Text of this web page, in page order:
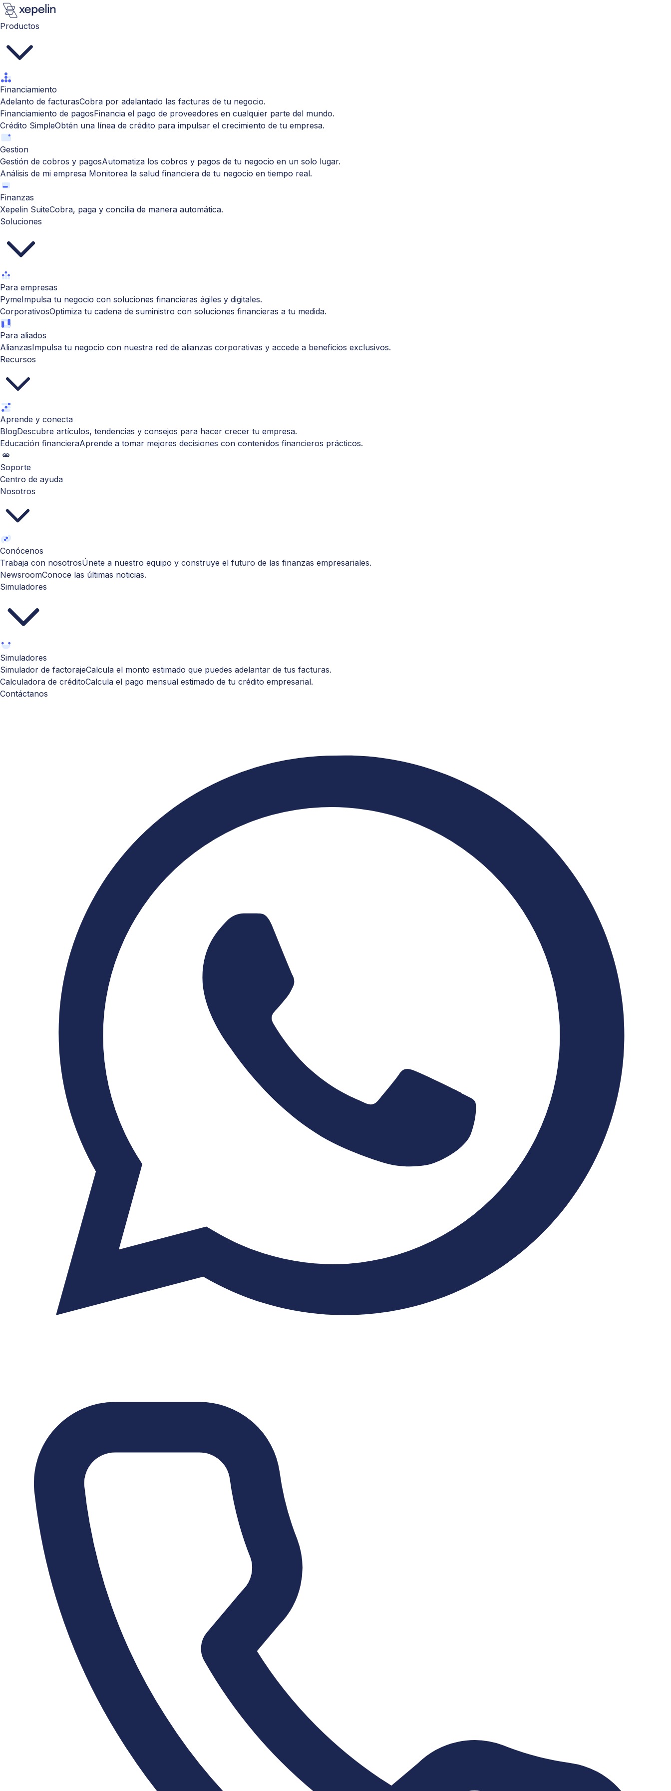
Productos
Financiamiento
Adelanto de facturasCobra por adelantado las facturas de tu negocio.
Financiamiento de pagosFinancia el pago de proveedores en cualquier parte del mundo.
Crédito SimpleObtén una línea de crédito para impulsar el crecimiento de tu empresa.
Gestion
Gestión de cobros y pagosAutomatiza los cobros y pagos de tu negocio en un solo lugar.
Análisis de mi empresa Monitorea la salud financiera de tu negocio en tiempo real.
Finanzas
Xepelin SuiteCobra, paga y concilia de manera automática.
Soluciones
Para empresas
PymeImpulsa tu negocio con soluciones financieras ágiles y digitales.
CorporativosOptimiza tu cadena de suministro con soluciones financieras a tu medida.
Para aliados
AlianzasImpulsa tu negocio con nuestra red de alianzas corporativas y accede a beneficios exclusivos.
Recursos
Aprende y conecta
BlogDescubre artículos, tendencias y consejos para hacer crecer tu empresa.
Educación financieraAprende a tomar mejores decisiones con contenidos financieros prácticos.
Soporte
Centro de ayuda
Nosotros
Conócenos
Trabaja con nosotrosÚnete a nuestro equipo y construye el futuro de las finanzas empresariales.
NewsroomConoce las últimas noticias.
Simuladores
Simuladores
Simulador de factorajeCalcula el monto estimado que puedes adelantar de tus facturas.
Calculadora de créditoCalcula el pago mensual estimado de tu crédito empresarial.
Contáctanos